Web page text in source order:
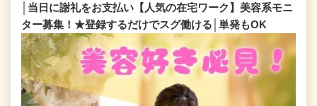
│当日に謝礼をお支払い【人気の在宅ワーク】美容系モニ
ター募集！★登録するだけでスグ働ける│単発もOK